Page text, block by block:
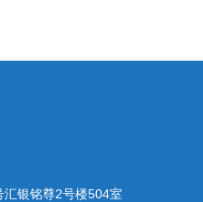
银铭尊2号楼504室